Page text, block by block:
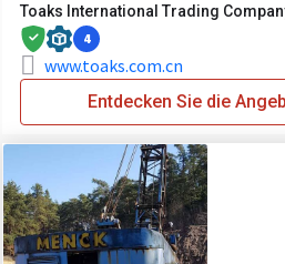
Toaks International Trading
4
www.toaks.com.cn
Entdecken Sie die